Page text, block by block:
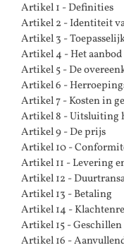
Artikel 1 - Definities
Artikel 2 - Identiteit
Artikel 3 -
Artikel 4 - Het aanbod
Artikel 5 - De
Artikel 6 -
Artikel 7 - Kosten in
Artikel 8 - Uitsluiting
Artikel 9 - De prijs
Artikel 10 -
Artikel 11 - Levering
Artikel 12 -
Artikel 13 - Betaling
Artikel 14 -
Artikel 15 - Geschillen
Artikel 16 -